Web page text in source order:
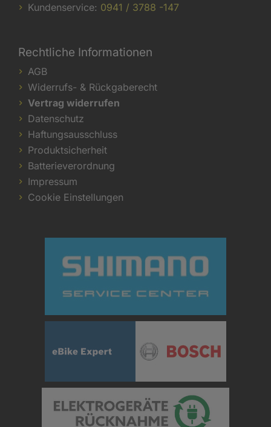
Kundenservice: 0941 / 3788 -147
Rechtliche Informationen
AGB
Widerrufs- & Rückgaberecht
Vertrag widerrufen
Datenschutz
Haftungsausschluss
Produktsicherheit
Batterieverordnung
Impressum
Cookie Einstellungen